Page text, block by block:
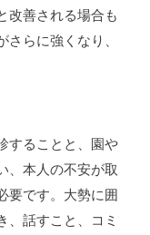
改善される場合も
らに強くなり、
することと、園や
、本人の不安が取
要です。大勢に囲
、話すこと、コミ